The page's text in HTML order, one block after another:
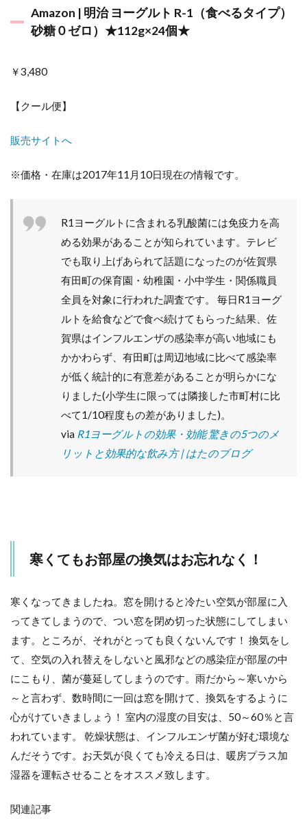
Amazon | 明治 ヨーグルト R-1（食べるタイプ）
砂糖０ゼロ）★112g×24個★
￥3,480
【クール便】
販売サイトへ
※価格・在庫は2017年11月10日現在の情報です。
R1ヨーグルトに含まれる乳酸菌には免疫力を高
める効果があることが知られています。テレビ
でも取り上げあられて話題になったのが佐賀県
有田町の保育園・幼稚園・小中学生・関係職員
全員を対象に行われた調査です。 毎日R1ヨーグ
ルトを給食などで食べ続けてもらった結果、佐
賀県はインフルエンザの感染率が高い地域にも
かかわらず、有田町は周辺地域に比べて感染率
が低く統計的に有意差があることが明らかにな
りました(小学生に限っては隣接した市町村に比
べて1/10程度もの差がありました)。
via R1ヨーグルトの効果・効能 驚きの5つのメ
リットと効果的な飲み方 | はたのブログ
寒くてもお部屋の換気はお忘れなく！
寒くなってきましたね。窓を開けると冷たい空気が部屋に入
ってきてしまうので、つい窓を閉め切った状態にしてしまい
ます。ところが、それがとっても良くないんです！ 換気をし
て、空気の入れ替えをしないと風邪などの感染症が部屋の中
にこもり、菌が蔓延してしまうのです。雨だから～寒いから
～と言わず、数時間に一回は窓を開けて、換気をするように
心がけていきましょう！ 室内の湿度の目安は、50～60％と言
われています。 乾燥状態は、インフルエンザ菌が好む環境な
んだそうです。お天気が良くても冷える日は、暖房プラス加
湿器を運転させることをオススメ致します。
関連記事